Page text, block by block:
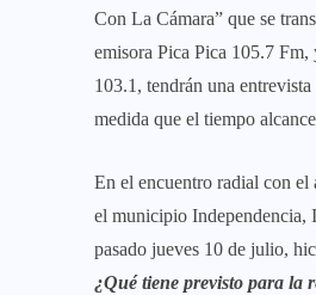
Con La Cámara” que se
emisora Pica Pica 105.7
103.1, tendrán una
medida que el tiempo
En el encuentro radial con el
el municipio Independencia,
pasado jueves 10 de julio,
¿Qué tiene previsto para la